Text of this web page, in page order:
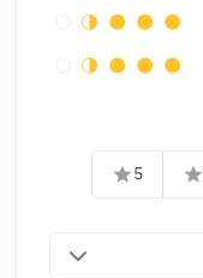
circle
circle
circle
circle
circle
circle
star
5
star